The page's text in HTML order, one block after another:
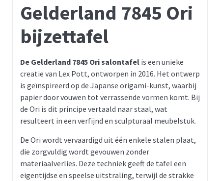
Gelderland 7845 Ori
bijzettafel
De Gelderland 7845 Ori salontafel is een unieke
creatie van Lex Pott, ontworpen in 2016. Het ontwerp
is geïnspireerd op de Japanse origami-kunst, waarbij
papier door vouwen tot verrassende vormen komt. Bij
de Ori is dit principe vertaald naar staal, wat
resulteert in een verfijnd en sculpturaal meubelstuk.
De Ori wordt vervaardigd uit één enkele stalen plaat,
die zorgvuldig wordt gevouwen zonder
materiaalverlies. Deze techniek geeft de tafel een
eigentijdse en speelse uitstraling, terwijl de strakke